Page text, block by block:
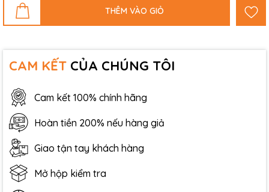
THÊM VÀO GIỎ
CAM KẾT CỦA CHÚNG TÔI
Cam kết 100% chính hãng
Hoàn tiền 200% nếu hàng giả
Giao tận tay khách hàng
Mở hộp kiểm tra